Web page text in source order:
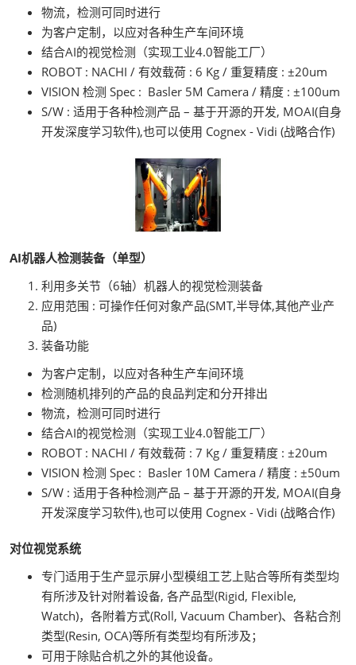
物流，检测可同时进行
为客户定制，以应对各种生产车间环境
结合AI的视觉检测（实现工业4.0智能工厂）
ROBOT : NACHI / 有效载荷 : 6 Kg / 重复精度 : ±20um
VISION 检测 Spec : Basler 5M Camera / 精度 : ±100um
S/W : 适用于各种检测产品 – 基于开源的开发, MOAI(自身
开发深度学习软件),也可以使用 Cognex - Vidi (战略合作)
AI机器人检测装备（单型）
利用多关节（6轴）机器人的视觉检测装备
应用范围 : 可操作任何对象产品(SMT,半导体,其他产业产
品)
装备功能
为客户定制，以应对各种生产车间环境
检测随机排列的产品的良品判定和分开排出
物流，检测可同时进行
结合AI的视觉检测（实现工业4.0智能工厂）
ROBOT : NACHI / 有效载荷 : 7 Kg / 重复精度 : ±20um
VISION 检测 Spec : Basler 10M Camera / 精度 : ±50um
S/W : 适用于各种检测产品 – 基于开源的开发, MOAI(自身
开发深度学习软件),也可以使用 Cognex - Vidi (战略合作)
对位视觉系统
专门适用于生产显示屏小型模组工艺上贴合等所有类型均
有所涉及针对附着设备, 各产品型(Rigid, Flexible,
Watch)，各附着方式(Roll, Vacuum Chamber)、各粘合剂
类型(Resin, OCA)等所有类型均有所涉及；
可用于除贴合机之外的其他设备。